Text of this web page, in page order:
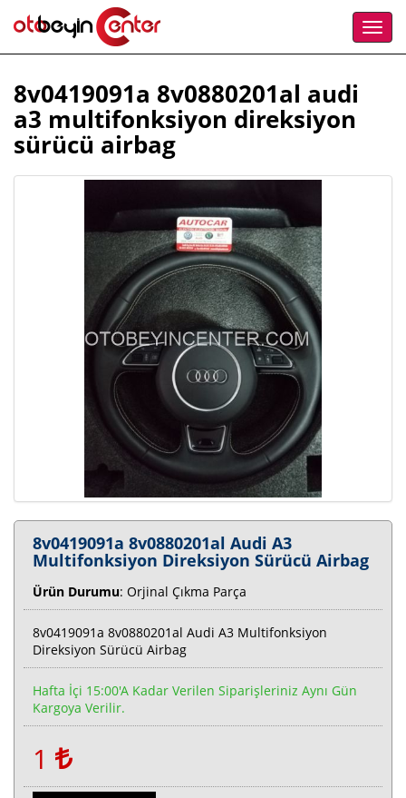
8v0419091a 8v0880201al audi
a3 multifonksiyon direksiyon
sürücü airbag
8v0419091a 8v0880201al Audi A3
Multifonksiyon Direksiyon Sürücü Airbag
Ürün Durumu: Orjinal Çıkma Parça
8v0419091a 8v0880201al Audi A3 Multifonksiyon
Direksiyon Sürücü Airbag
Hafta İçi 15:00'a Kadar Verilen Siparişleriniz Aynı Gün
Kargoya Verilir.
1